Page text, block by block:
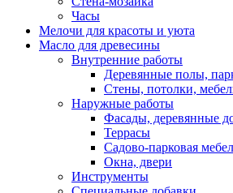
Часы
Мелочи для красоты и уюта
Масло для древесины
Внутренние работы
Деревянные полы,
Стены, потолки,
Наружные работы
Фасады, деревянные
Террасы
Садово-парковая
Окна, двери
Инструменты